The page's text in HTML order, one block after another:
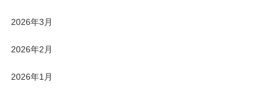
2026年3月
2026年2月
2026年1月